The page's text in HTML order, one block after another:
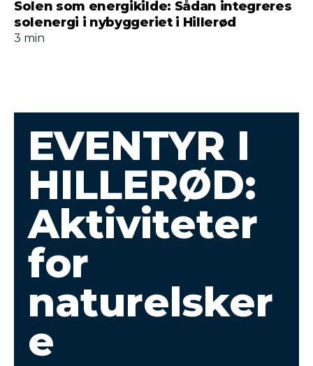
Solen som energikilde: Sådan integreres
solenergi i nybyggeriet i Hillerød
3 min
EVENTYR I
HILLERØD:
Aktiviteter
for
naturelsker
e